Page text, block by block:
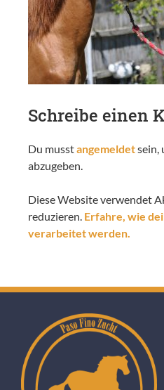
Schreibe einen
Du musstangemeldetsein,
abzugeben.
Diese Website verwendet
reduzieren. Erfahre, wie
verarbeitet werden.